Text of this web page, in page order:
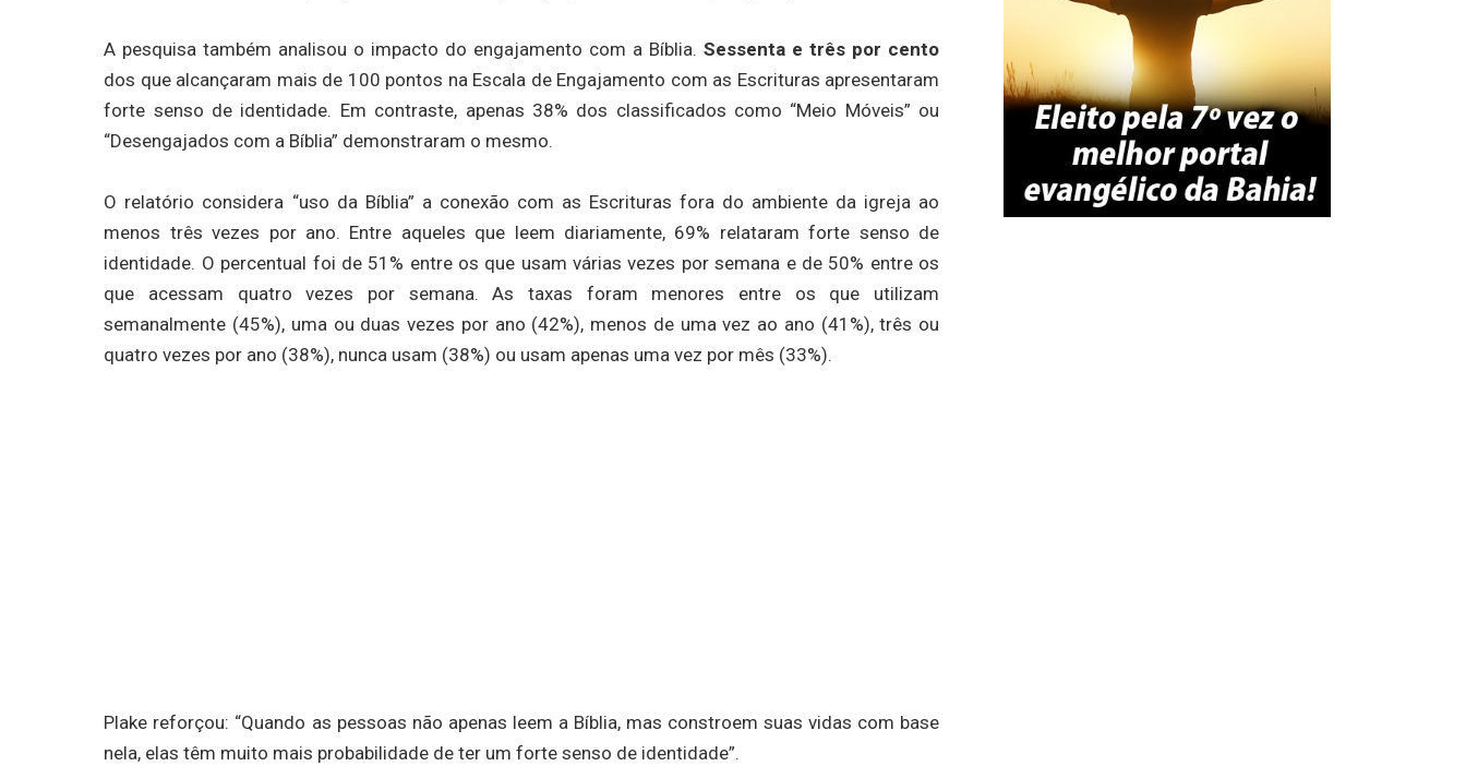
A pesquisa também analisou o impacto do engajamento com a Bíblia.Sessenta e três por cento
dos que alcançaram mais de 100 pontos na Escala de Engajamento com as Escrituras apresentaram
forte senso de identidade. Em contraste, apenas 38% dos classificados como “Meio Móveis” ou
“Desengajados com a Bíblia” demonstraram o mesmo.
O relatório considera “uso da Bíblia” a conexão com as Escrituras fora do ambiente da igreja ao
menos três vezes por ano. Entre aqueles que leem diariamente, 69% relataram forte senso de
identidade. O percentual foi de 51% entre os que usam várias vezes por semana e de 50% entre os
que acessam quatro vezes por semana. As taxas foram menores entre os que utilizam
semanalmente (45%), uma ou duas vezes por ano (42%), menos de uma vez ao ano (41%), três ou
quatro vezes por ano (38%), nunca usam (38%) ou usam apenas uma vez por mês (33%).
Plake reforçou: “Quando as pessoas não apenas leem a Bíblia, mas constroem suas vidas com base
nela, elas têm muito mais probabilidade de ter um forte senso de identidade”.